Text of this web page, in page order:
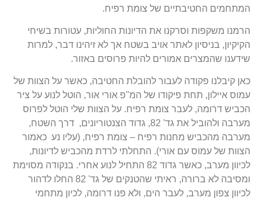
המתחמים החטיבתיים של צומת רפיח.
הרמנו משקפות וסרקנו את הדיונות החוליות, עטורות בשיחי
הקיקיון, בניסיון לאתר אויב בשטח אך לא זיהינו דבר, למרות
שידענו שהמצרים אמורים להיות פרוסים באזור.
כאן קיבלנו פקודה לעבור להובלת החטיבה, כאשר על הצוות של
עמוס איילון, תחת פיקודו של המ"פ אורי אור, הוטל לנוע על ציר
הכביש דרומה, לעבר צומת רפיח. על הצוות שלי הוטל לפרוס
מערבה ולהוביל את גד' 82, גדוד הצנטוריונים, דרך השטח,
מערבה מהכביש מחנות רפיח – צומת רפיח, (עליו נע כאמור
הצוות של עמוס עם אורי). התחלתי לרדת מהכביש לדיונות,
לכיוון מערב, כאשר גדוד 82 התחיל לנוע אחרי. בנקודה מסוימת
ומסיבה לא ברורה, ראיתי שהטנקים של גד' 82 החלו לדהור
לכיוון צפון מערב, לעבר הים, ולא פנו דרומה, לכיון מתחמי